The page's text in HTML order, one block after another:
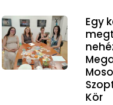
Egy
Kör